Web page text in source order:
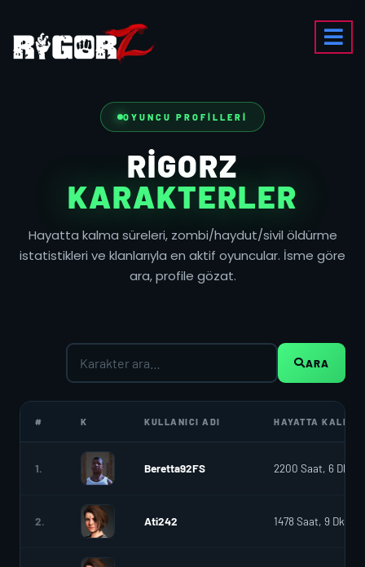
OYUNCU PROFILLERI
RIGORZ
KARAKTERLER
Hayatta kalma süreleri, zombi/haydut/sivil öldürme
istatistikleri ve klanlarıyla en aktif oyuncular. İsme göre
ara, profile gözat.
ARA
# K KULLANICI ADI HAYATTA KALMA
1. Beretta92FS 2200 Saat, 6 Dk.
2. Ati242 1478 Saat, 9 Dk.